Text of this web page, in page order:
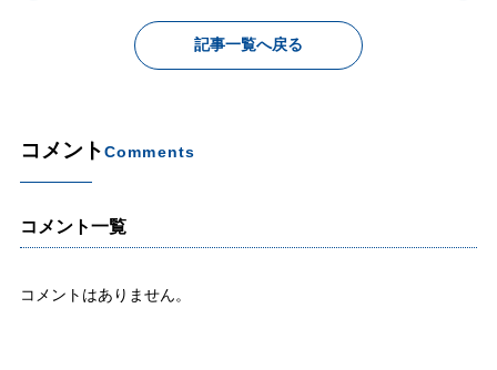
記事一覧へ戻る
コメントComments
コメント一覧
コメントはありません。